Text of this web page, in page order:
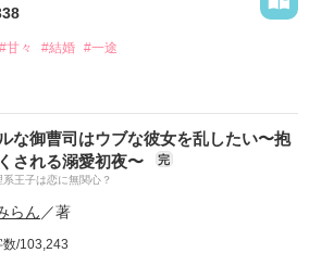
つつ
#甘々 #結婚 #一途
人でした。
くのに
、尻込みするけれど……。
な御曹司はウブな彼女を乱したい〜抱
される溺愛初夜〜
完
王子は恋に無関心？
らん ／著
数/103,243